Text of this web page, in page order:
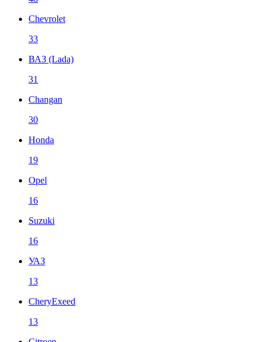
Chevrolet
33
ВАЗ (Lada)
31
Changan
30
Honda
19
Opel
16
Suzuki
16
УАЗ
13
CheryExeed
13